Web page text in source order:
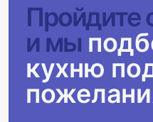
Пройдите
и мы
кухню